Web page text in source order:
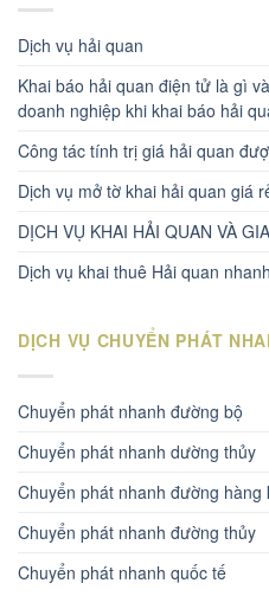
Dịch vụ hải quan
Khai báo hải quan điện tử là gì
doanh nghiệp khi khai báo hải
Công tác tính trị giá hải quan
Dịch vụ mở tờ khai hải quan giá
DỊCH VỤ KHAI HẢI QUAN VÀ
Dịch vụ khai thuê Hải quan
DỊCH VỤ CHUYỂN PHÁT
Chuyển phát nhanh đường bộ
Chuyển phát nhanh dường thủy
Chuyển phát nhanh đường hàng
Chuyển phát nhanh đường thủy
Chuyển phát nhanh quốc tế